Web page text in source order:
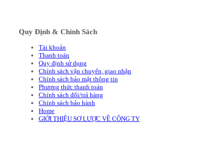
Quy Định & Chính Sách
Tài khoản
Thanh toán
Quy định sử dụng
Chính sách vận chuyển, giao nhận
Chính sách bảo mật thông tin
Phương thức thanh toán
Chính sách đổi/trả hàng
Chính sách bảo hành
Home
GIỚI THIỆU SƠ LƯỢC VỀ CÔNG TY